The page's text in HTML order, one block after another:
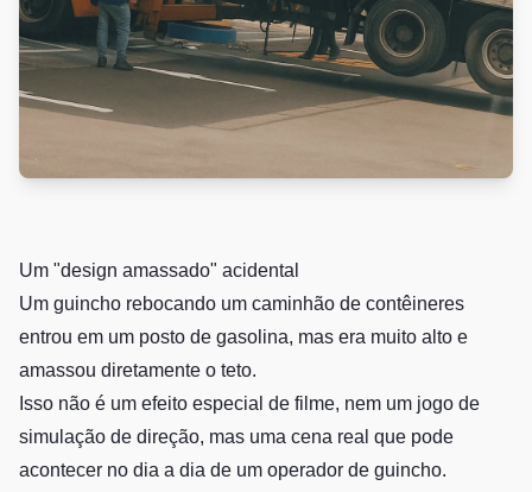
Um "design amassado" acidental
Um guincho rebocando um caminhão de contêineres
entrou em um posto de gasolina, mas era muito alto e
amassou diretamente o teto.
Isso não é um efeito especial de filme, nem um jogo de
simulação de direção, mas uma cena real que pode
acontecer no dia a dia de um operador de guincho.